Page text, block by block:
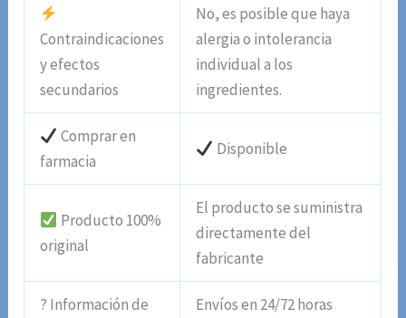
Contraindicaciones
y efectos
secundarios
No, es posible que haya
alergia o intolerancia
individual a los
ingredientes.
Comprar en
farmacia
Disponible
Producto 100%
original
El producto se suministra
directamente del
fabricante
? Información de
Envíos en 24/72 horas